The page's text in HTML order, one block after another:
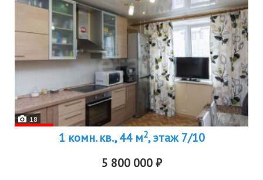
18
1 комн. кв., 44 м2, этаж 7/10
5 800 000 ₽